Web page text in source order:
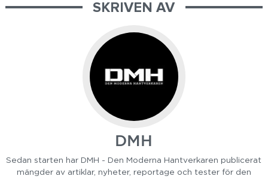
SKRIVEN AV
DMH
Sedan starten har DMH - Den Moderna Hantverkaren publicerat
mängder av artiklar, nyheter, reportage och tester för den